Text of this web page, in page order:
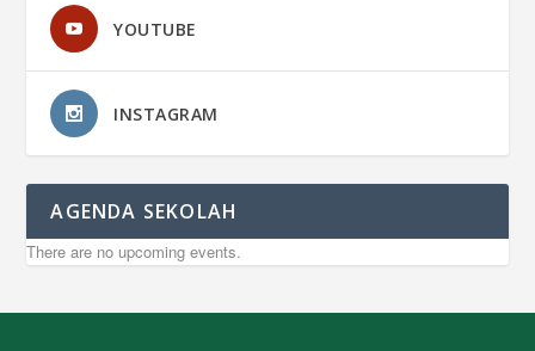
YOUTUBE
INSTAGRAM
AGENDA SEKOLAH
There are no upcoming events.